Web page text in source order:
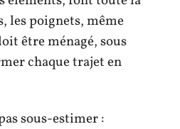
les poignets, même
être ménagé, sous
chaque trajet en
sous-estimer :